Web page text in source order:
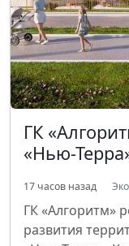
ГК
«Нью-
17 часов назад
ГК «Алгоритм»
развития